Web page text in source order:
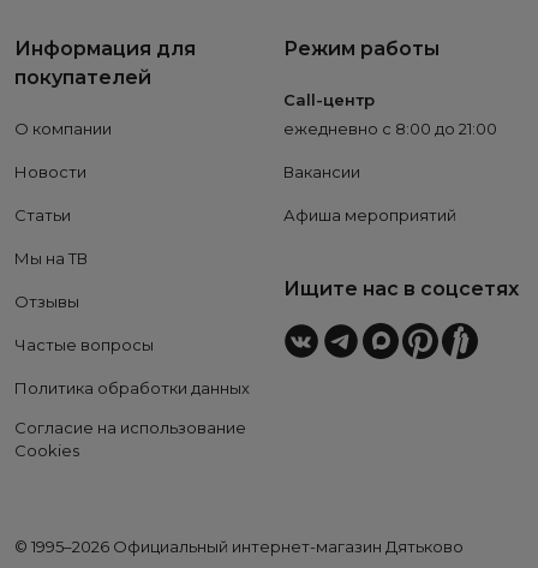
Информация для
покупателей
О компании
Новости
Статьи
Мы на ТВ
Отзывы
Частые вопросы
Политика обработки данных
Согласие на использование
Cookies
Режим работы
Call-центр
ежедневно с 8:00 до 21:00
Вакансии
Афиша мероприятий
Ищите нас в соцсетях
© 1995–2026 Официальный интернет-магазин Дятьково